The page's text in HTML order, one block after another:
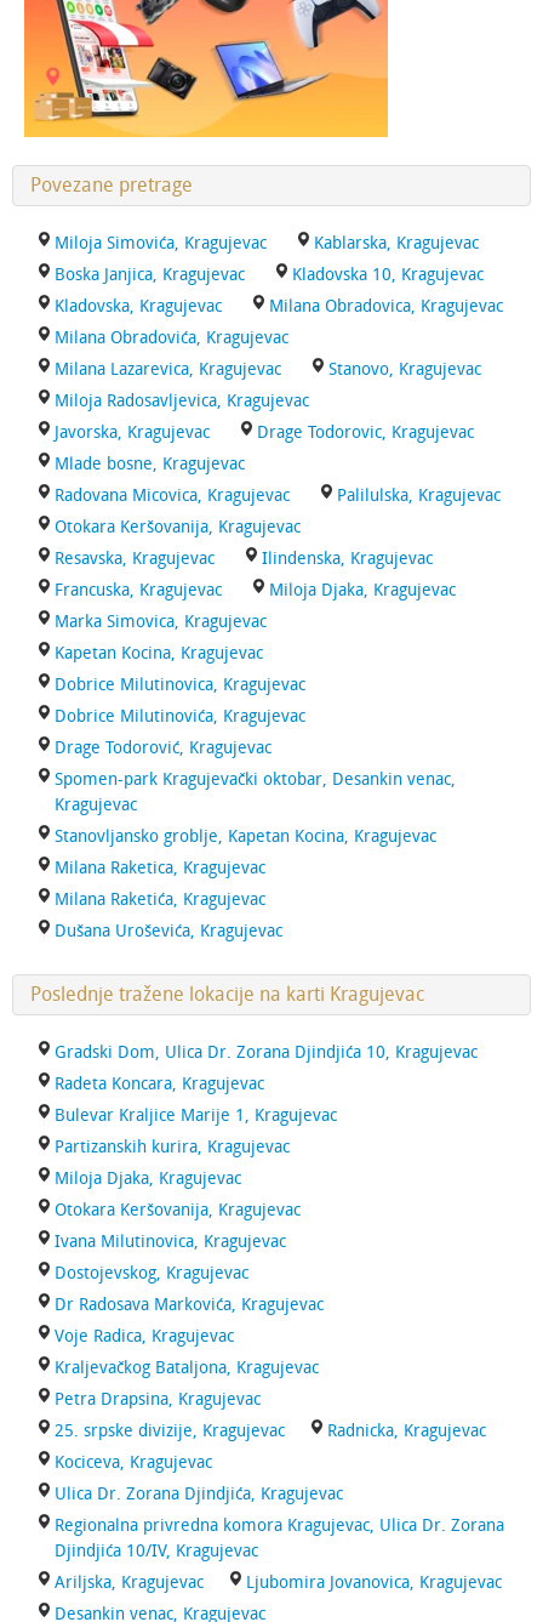
Povezane pretrage
Miloja Simovića, Kragujevac
Kablarska, Kragujevac
Boska Janjica, Kragujevac
Kladovska 10, Kragujevac
Kladovska, Kragujevac
Milana Obradovica, Kragujevac
Milana Obradovića, Kragujevac
Milana Lazarevica, Kragujevac
Stanovo, Kragujevac
Miloja Radosavljevica, Kragujevac
Javorska, Kragujevac
Drage Todorovic, Kragujevac
Mlade bosne, Kragujevac
Radovana Micovica, Kragujevac
Palilulska, Kragujevac
Otokara Keršovanija, Kragujevac
Resavska, Kragujevac
Ilindenska, Kragujevac
Francuska, Kragujevac
Miloja Djaka, Kragujevac
Marka Simovica, Kragujevac
Kapetan Kocina, Kragujevac
Dobrice Milutinovica, Kragujevac
Dobrice Milutinovića, Kragujevac
Drage Todorović, Kragujevac
Spomen-park Kragujevački oktobar, Desankin venac,
Kragujevac
Stanovljansko groblje, Kapetan Kocina, Kragujevac
Milana Raketica, Kragujevac
Milana Raketića, Kragujevac
Dušana Uroševića, Kragujevac
Poslednje tražene lokacije na karti Kragujevac
Gradski Dom, Ulica Dr. Zorana Djindjića 10, Kragujevac
Radeta Koncara, Kragujevac
Bulevar Kraljice Marije 1, Kragujevac
Partizanskih kurira, Kragujevac
Miloja Djaka, Kragujevac
Otokara Keršovanija, Kragujevac
Ivana Milutinovica, Kragujevac
Dostojevskog, Kragujevac
Dr Radosava Markovića, Kragujevac
Voje Radica, Kragujevac
Kraljevačkog Bataljona, Kragujevac
Petra Drapsina, Kragujevac
25. srpske divizije, Kragujevac
Radnicka, Kragujevac
Kociceva, Kragujevac
Ulica Dr. Zorana Djindjića, Kragujevac
Regionalna privredna komora Kragujevac, Ulica Dr. Zorana
Djindjića 10/IV, Kragujevac
Ariljska, Kragujevac
Ljubomira Jovanovica, Kragujevac
Desankin venac, Kragujevac